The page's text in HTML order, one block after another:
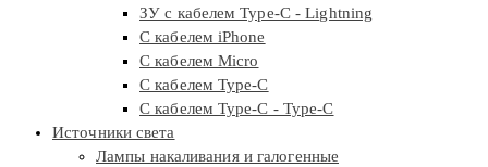
ЗУ с кабелем Type-C - Lightning
С кабелем iPhone
С кабелем Micro
С кабелем Type-C
С кабелем Type-C - Type-C
Источники света
Лампы накаливания и галогенные